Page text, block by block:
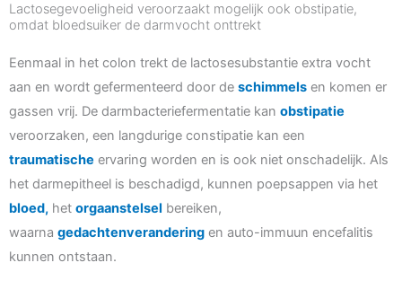
Lactosegevoeligheid veroorzaakt mogelijk ook obstipatie,
omdat bloedsuiker de darmvocht onttrekt
Eenmaal in het colon trekt de lactosesubstantie extra vocht
aan en wordt gefermenteerd door de schimmels en komen er
gassen vrij. De darmbacteriefermentatie kan obstipatie
veroorzaken, een langdurige constipatie kan een
traumatische ervaring worden en is ook niet onschadelijk. Als
het darmepitheel is beschadigd, kunnen poepsappen via het
bloed, het orgaanstelsel bereiken,
waarna gedachtenverandering en auto-immuun encefalitis
kunnen ontstaan.